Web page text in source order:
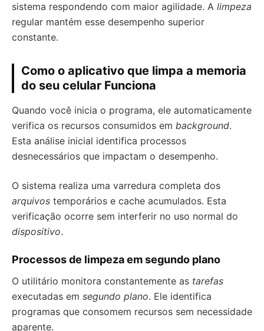
sistema respondendo com maior agilidade. A limpeza
regular mantém esse desempenho superior
constante.
Como o aplicativo que limpa a memoria
do seu celular Funciona
Quando você inicia o programa, ele automaticamente
verifica os recursos consumidos em background.
Esta análise inicial identifica processos
desnecessários que impactam o desempenho.
O sistema realiza uma varredura completa dos
arquivos temporários e cache acumulados. Esta
verificação ocorre sem interferir no uso normal do
dispositivo.
Processos de limpeza em segundo plano
O utilitário monitora constantemente as tarefas
executadas em segundo plano. Ele identifica
programas que consomem recursos sem necessidade
aparente.